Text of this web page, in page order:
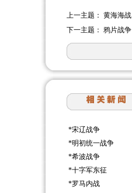
上一主题： 黄海海战
下一主题： 鸦片战争
*宋辽战争
*明初统一战争
*希波战争
*十字军东征
*罗马内战